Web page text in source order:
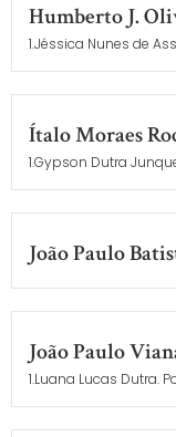
Humberto J.
1.Jéssica Nunes de
Ítalo Moraes
1.Gypson Dutra
João Paulo
João Paulo
1.Luana Lucas Dutra.